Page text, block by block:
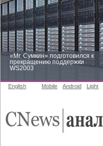
«Mr. Сумкин» подготовился к
прекращению поддержки
WS2003
English Mobile Android Light